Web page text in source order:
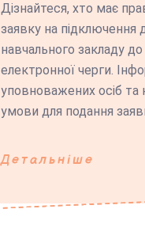
Дізнайтеся, хто має
заявку на підключення
навчального закладу
електронної черги.
уповноважених осіб та
умови для подання
Детальніше